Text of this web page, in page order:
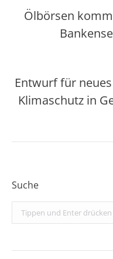
Ölbörsen
Entwurf für
Klimaschutz in
Suche
Search: